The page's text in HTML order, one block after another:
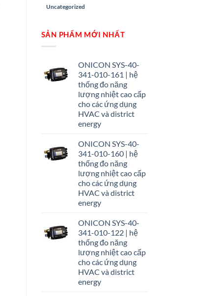
Uncategorized
SẢN PHẨM MỚI NHẤT
ONICON SYS-40-
341-010-161 | hệ
thống đo năng
lượng nhiệt cao cấp
cho các ứng dụng
HVAC và district
energy
ONICON SYS-40-
341-010-160 | hệ
thống đo năng
lượng nhiệt cao cấp
cho các ứng dụng
HVAC và district
energy
ONICON SYS-40-
341-010-122 | hệ
thống đo năng
lượng nhiệt cao cấp
cho các ứng dụng
HVAC và district
energy